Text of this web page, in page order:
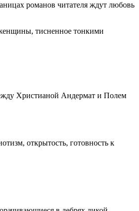
романов читателя ждут любовь
тисненное тонкими
Христианой Андермат и Полем
открытость, готовность к